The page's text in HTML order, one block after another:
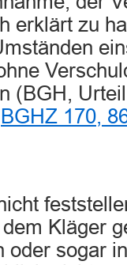
erklärt zu
(BGH,
BGHZ 170,
Kläger
oder sogar